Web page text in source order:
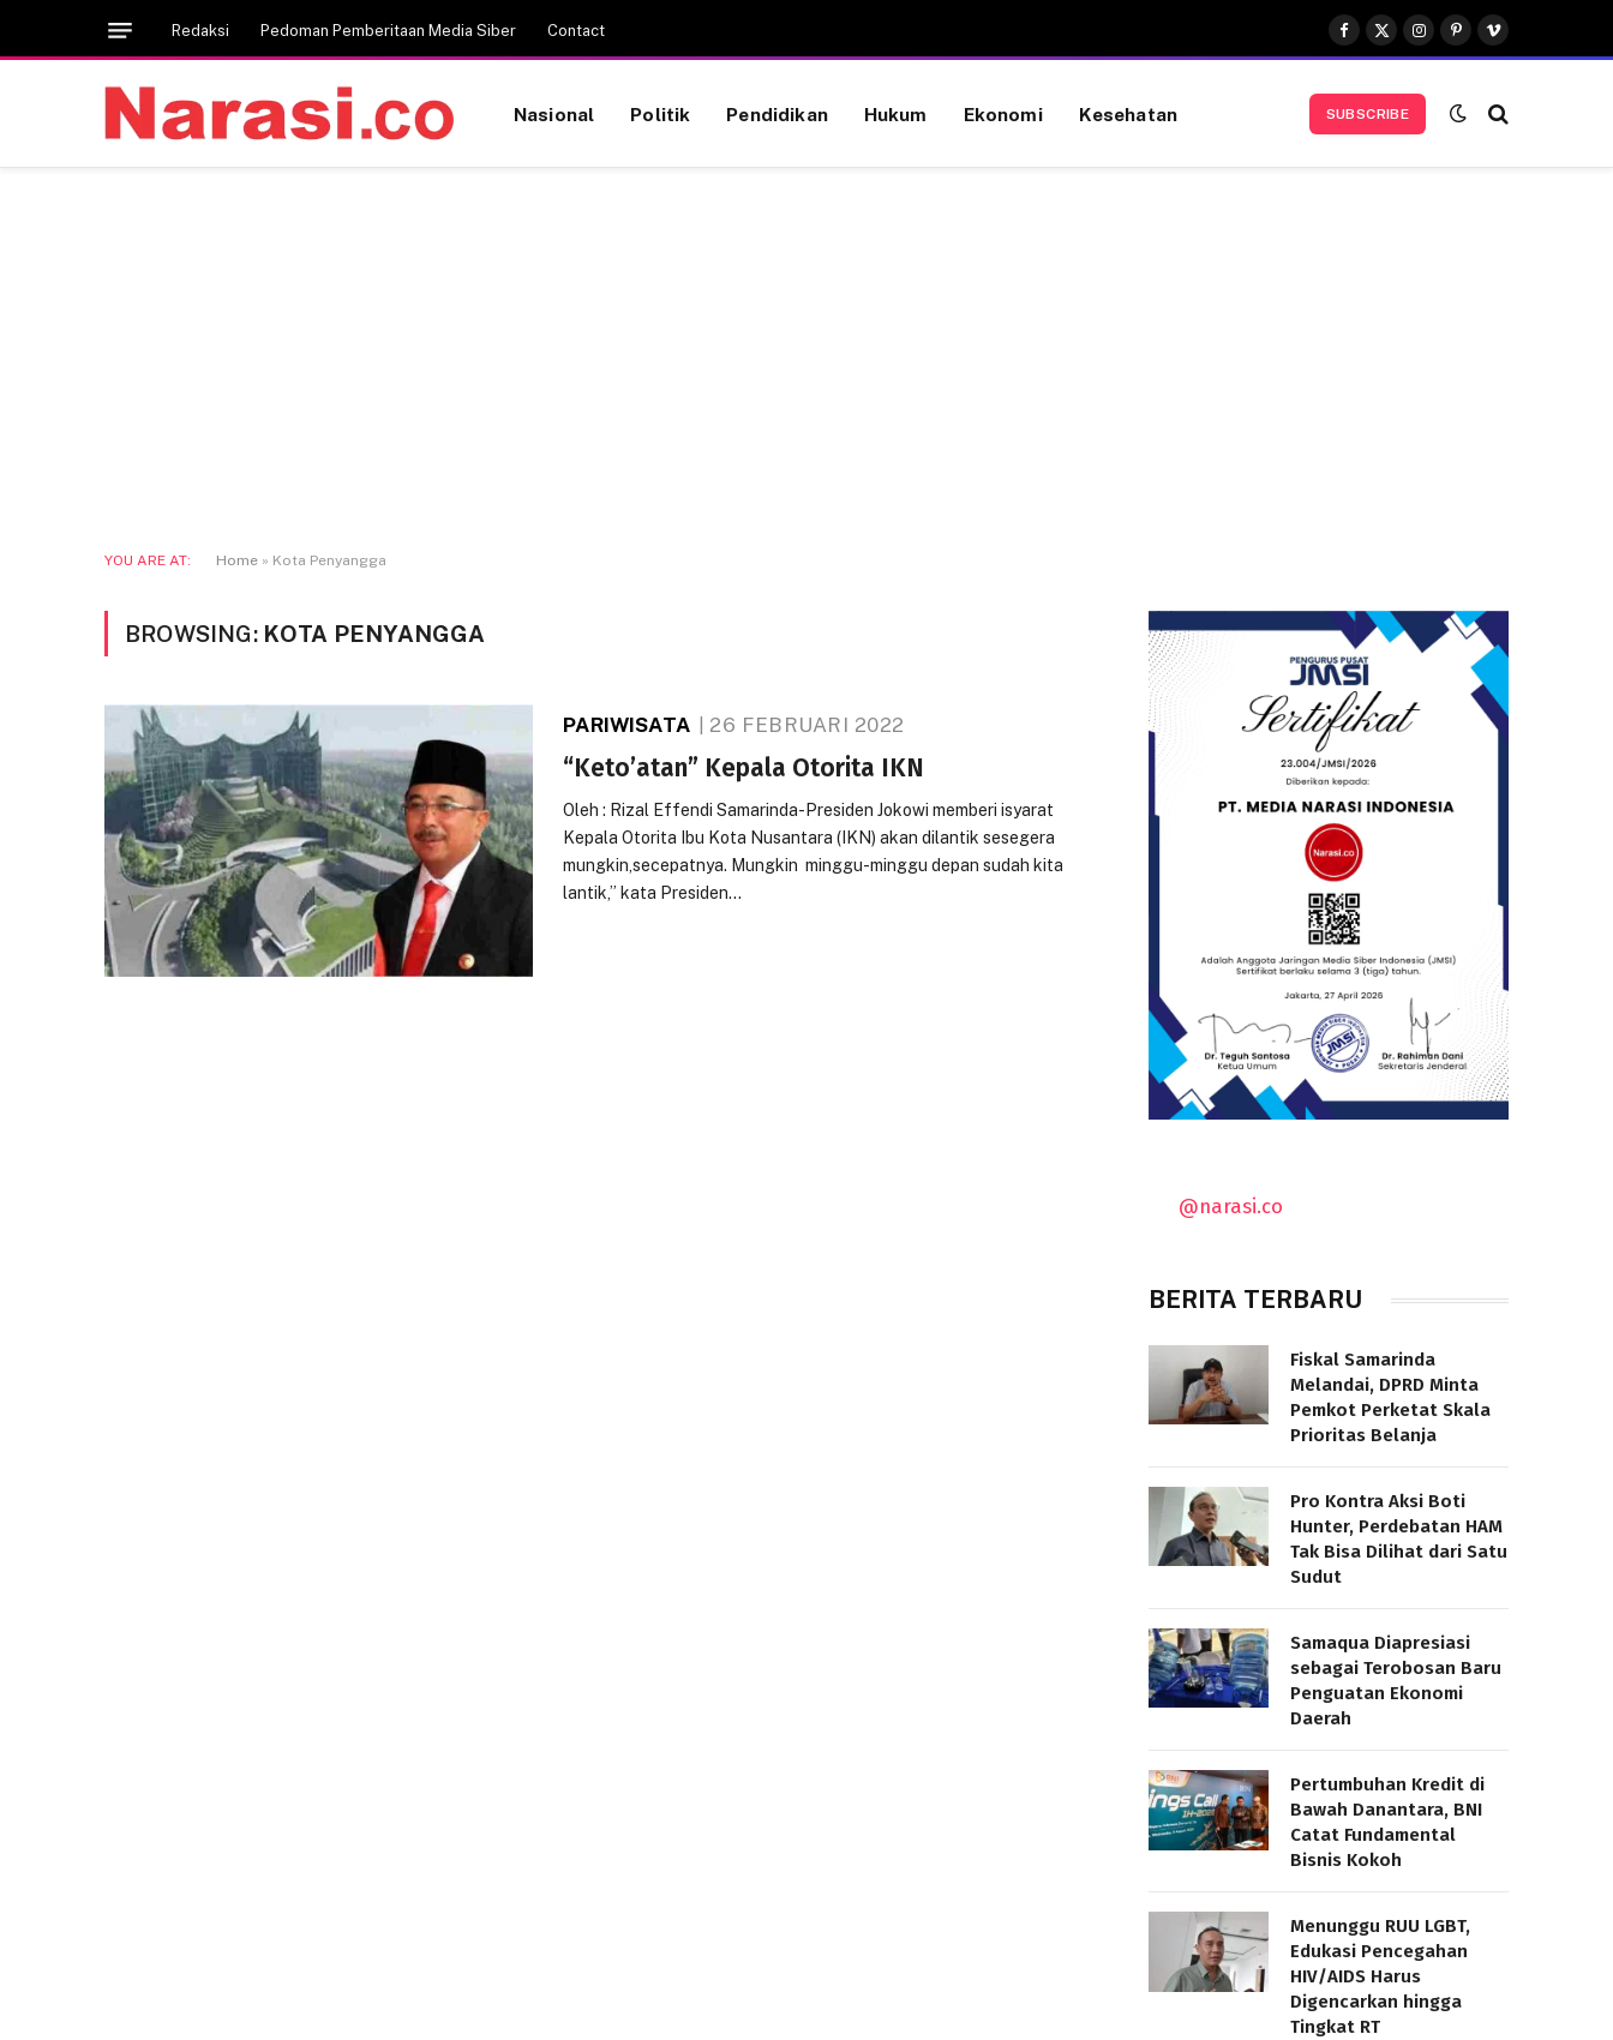
Redaksi Pedoman Pemberitaan Media Siber Contact
Facebook
X
(Twitter)
Instagram
Pinterest
Vimeo
Nasional Politik Pendidikan Hukum Ekonomi Kesehatan SUBSCRIBE
YOU ARE AT: Home » Kota Penyangga
BROWSING: KOTA PENYANGGA
PARIWISATA 26 FEBRUARI 2022
“Keto’atan” Kepala Otorita IKN
Oleh : Rizal Effendi Samarinda-Presiden Jokowi memberi isyarat
Kepala Otorita Ibu Kota Nusantara (IKN) akan dilantik sesegera
mungkin,secepatnya. Mungkin minggu-minggu depan sudah kita
lantik,” kata Presiden…
@narasi.co
BERITA TERBARU
Fiskal Samarinda
Melandai, DPRD Minta
Pemkot Perketat Skala
Prioritas Belanja
Pro Kontra Aksi Boti
Hunter, Perdebatan HAM
Tak Bisa Dilihat dari Satu
Sudut
Samaqua Diapresiasi
sebagai Terobosan Baru
Penguatan Ekonomi
Daerah
Pertumbuhan Kredit di
Bawah Danantara, BNI
Catat Fundamental
Bisnis Kokoh
Menunggu RUU LGBT,
Edukasi Pencegahan
HIV/AIDS Harus
Digencarkan hingga
Tingkat RT